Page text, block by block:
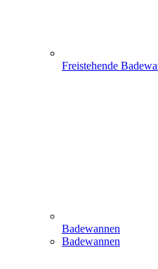
Freistehende
Badewannen
Badewannen